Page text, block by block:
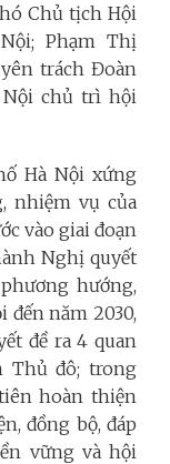
Chủ tịch Hội
Phạm Thị
trách Đoàn
Nội chủ trì hội
Hà Nội xứng
nhiệm vụ của
vào giai đoạn
Nghị quyết
hướng,
năm 2030,
đề ra 4 quan
Thủ đô; trong
hoàn thiện
đồng bộ, đáp
vững và hội